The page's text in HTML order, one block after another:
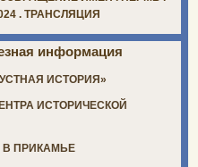
. ТРАНСЛЯЦИЯ
информация
ИСТОРИЯ»
ИСТОРИЧЕСКОЙ
В ПРИКАМЬЕ